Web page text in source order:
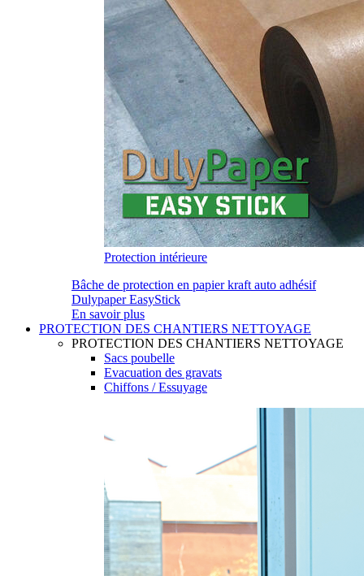
Protection intérieure
Bâche de protection en papier kraft auto adhésif
Dulypaper EasyStick
En savoir plus
PROTECTION DES CHANTIERS NETTOYAGE
PROTECTION DES CHANTIERS NETTOYAGE
Sacs poubelle
Evacuation des gravats
Chiffons / Essuyage